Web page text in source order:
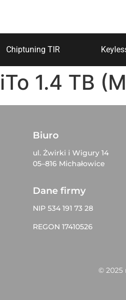
Chiptuning TIR
1.4 TB
Biuro
ul. Żwirki i Wigury 14
05–816 Michałowice
Dane firmy
NIP 534 191 73 28
REGON 17410526
© 2025